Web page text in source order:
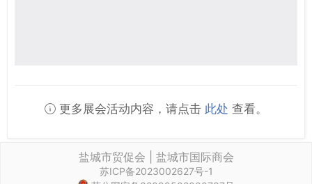
更多展会活动内容，请点击 此处 查看。
盐城市贸促会 | 盐城市国际商会
苏ICP备2023002627号-1